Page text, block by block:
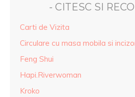
- CITESC SI
Carti de Vizita
Circulare cu masa mobila si
Feng Shui
Hapi.Riverwoman
Kroko